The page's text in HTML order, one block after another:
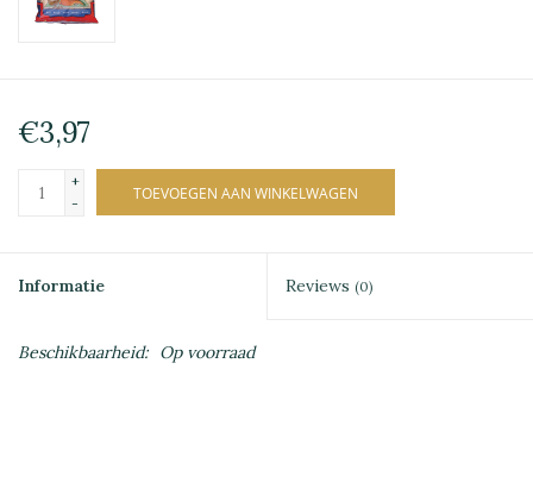
€3,97
+
-
TOEVOEGEN AAN WINKELWAGEN
Informatie Reviews (0)
Beschikbaarheid: Op voorraad